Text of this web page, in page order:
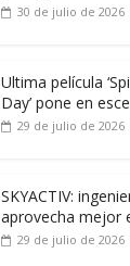
30 de julio de 2026
Ultima película
Day’ pone en
29 de julio de 2026
SKYACTIV:
aprovecha mejor
29 de julio de 2026